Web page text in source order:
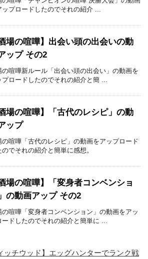
ップロードしたのでそれの紹介 ...
酒場の喧嘩】出会い頭の出会いの動
ップ その2
の喧嘩新ルール「出会い頭の出会い」の動画を
プロードしたのでそれの紹介と簡 ...
酒場の喧嘩】「古代のレシピ」の動
ップ
の喧嘩「古代のレシピ」の動画をアップロード
のでそれの紹介と簡単に感想。
酒場の喧嘩】「変身者コンベンショ
の動画アップ その2
の喧嘩「変身者コンベンション」の動画をアッ
ードしたのでそれの紹介と簡単に ...
ッチウッド】エッグハンターでランク戦